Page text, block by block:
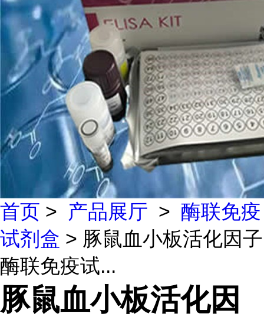
首页 > 产品展厅 > 酶联免疫
试剂盒 > 豚鼠血小板活化因子
酶联免疫试...
豚鼠血小板活化因